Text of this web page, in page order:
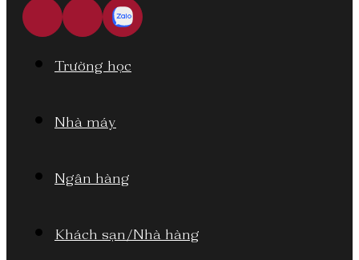
Trường học
Nhà máy
Ngân hàng
Khách sạn/Nhà hàng